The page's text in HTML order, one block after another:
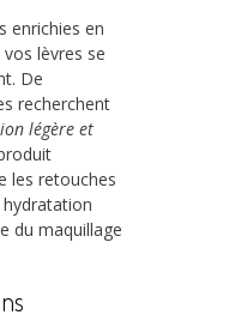
enrichies en
lèvres se
De
recherchent
légère et
les retouches
du maquillage